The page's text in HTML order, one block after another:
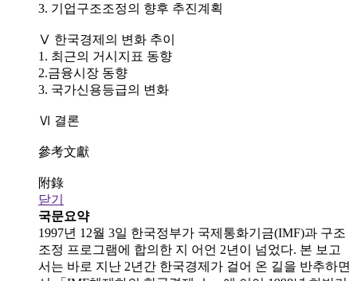
3. 기업구조조정의 향후 추진계획
Ⅴ 한국경제의 변화 추이
1. 최근의 거시지표 동향
2.금융시장 동향
3. 국가신용등급의 변화
Ⅵ 결론
參考文獻
附錄
닫기
국문요약
1997년 12월 3일 한국정부가 국제통화기금(IMF)과 구조
조정 프로그램에 합의한 지 어언 2년이 넘었다. 본 보고
서는 바로 지난 2년간 한국경제가 걸어 온 길을 반추하면